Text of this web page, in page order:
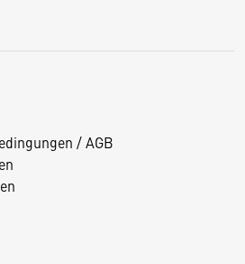
/ AGB